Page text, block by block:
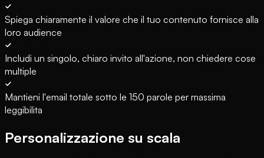
Spiega chiaramente il valore che il tuo contenuto fornisce alla
loro audience
Includi un singolo, chiaro invito all'azione, non chiedere cose
multiple
Mantieni l'email totale sotto le 150 parole per massima
leggibilita
Personalizzazione su scala